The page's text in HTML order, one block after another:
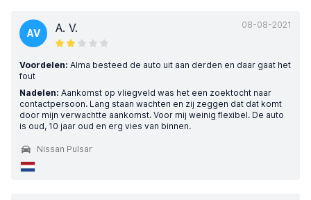
08-08-2021
AV A. V.
Voordelen: Alma besteed de auto uit aan derden en daar gaat het
fout
Nadelen: Aankomst op vliegveld was het een zoektocht naar
contactpersoon. Lang staan wachten en zij zeggen dat dat komt
door mijn verwachtte aankomst. Voor mij weinig flexibel. De auto
is oud, 10 jaar oud en erg vies van binnen.
Nissan Pulsar